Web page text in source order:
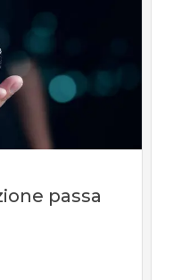
passa